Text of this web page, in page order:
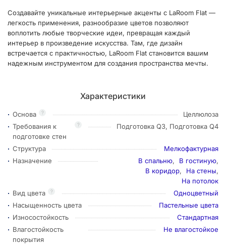
Создавайте уникальные интерьерные акценты с LaRoom Flat —
легкость применения, разнообразие цветов позволяют
воплотить любые творческие идеи, превращая каждый
интерьер в произведение искусства. Там, где дизайн
встречается с практичностью, LaRoom Flat становится вашим
надежным инструментом для создания пространства мечты.
Характеристики
?
Основа Целлюлоза
?
Требования к
подготовке стен
Подготовка Q3, Подготовка Q4
Структура
Мелкофактурная
Назначение
В спальню, В гостиную,
В коридор, На стены,
На потолок
?
Вид цвета
Одноцветный
Насыщенность цвета
Пастельные цвета
Износостойкость
Стандартная
Влагостойкость
покрытия
Не влагостойкое